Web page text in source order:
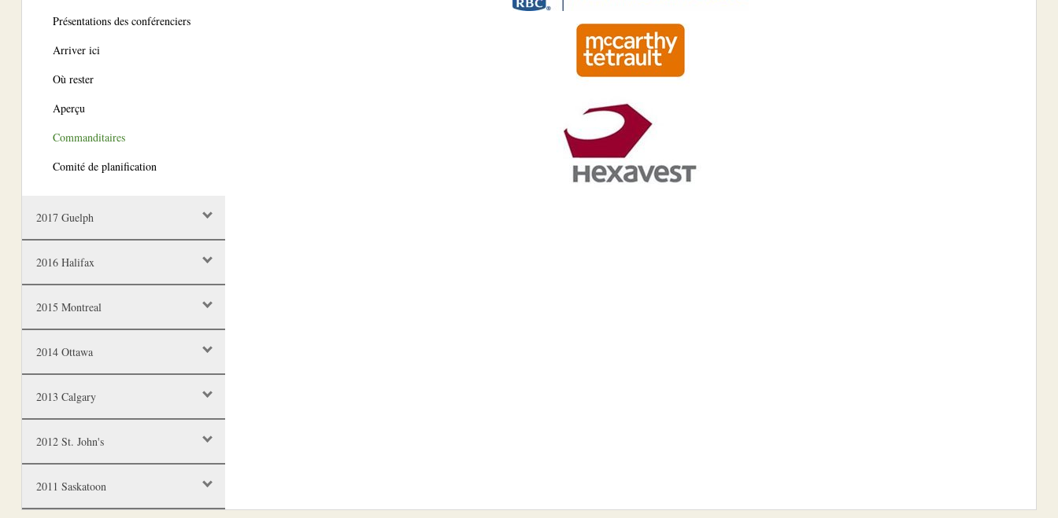
Présentations des conférenciers
Arriver ici
Où rester
Aperçu
Commanditaires
Comité de planification
2017 Guelph
2016 Halifax
2015 Montreal
2014 Ottawa
2013 Calgary
2012 St. John's
2011 Saskatoon